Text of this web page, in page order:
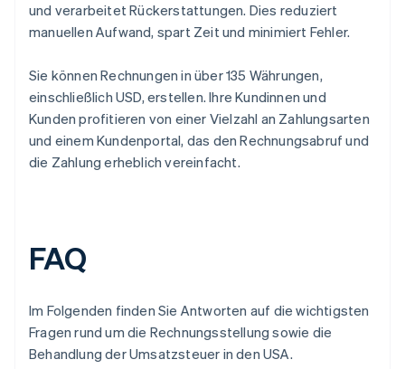
und verarbeitet Rückerstattungen. Dies reduziert
manuellen Aufwand, spart Zeit und minimiert Fehler.
Sie können Rechnungen in über 135 Währungen,
einschließlich USD, erstellen. Ihre Kundinnen und
Kunden profitieren von einer Vielzahl an Zahlungsarten
und einem Kundenportal, das den Rechnungsabruf und
die Zahlung erheblich vereinfacht.
FAQ
Im Folgenden finden Sie Antworten auf die wichtigsten
Fragen rund um die Rechnungsstellung sowie die
Behandlung der Umsatzsteuer in den USA.